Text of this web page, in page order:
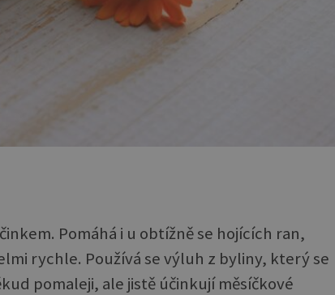
Pomáhá i u obtížně se hojících ran,
rychle. Používá se výluh z byliny, který se
pomaleji, ale jistě účinkují měsíčkové